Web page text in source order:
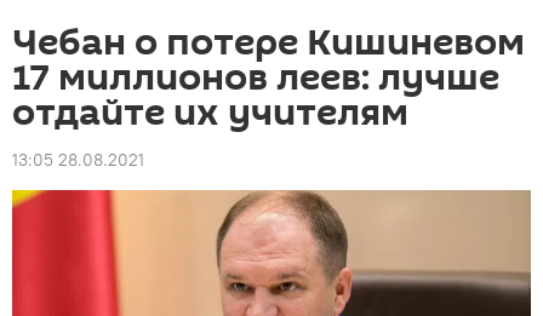
Чебан о потере Кишиневом
17 миллионов леев: лучше
отдайте их учителям
13:05 28.08.2021